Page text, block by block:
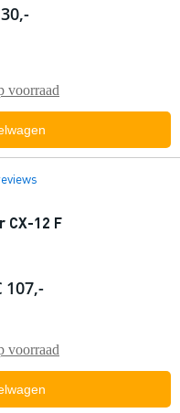
voorraad
CX-12 F
107,-
voorraad